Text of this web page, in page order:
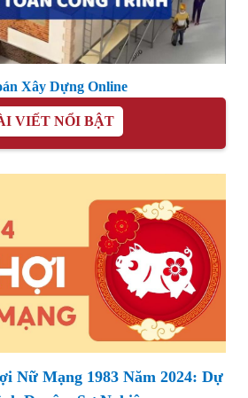
Xây Dựng Online
VIẾT NỔI BẬT
Nữ Mạng 1983 Năm 2024: Dự